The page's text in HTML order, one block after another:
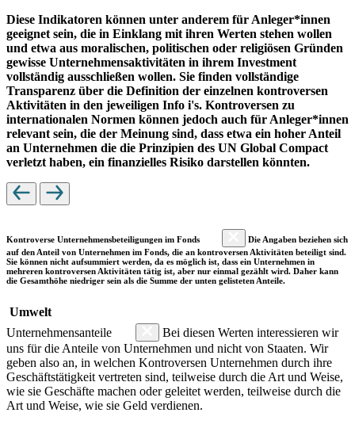
Diese Indikatoren können unter anderem für Anleger*innen
geeignet sein, die in Einklang mit ihren Werten stehen wollen
und etwa aus moralischen, politischen oder religiösen Gründen
gewisse Unternehmensaktivitäten in ihrem Investment
vollständig ausschließen wollen. Sie finden vollständige
Transparenz über die Definition der einzelnen kontroversen
Aktivitäten in den jeweiligen Info i's. Kontroversen zu
internationalen Normen können jedoch auch für Anleger*innen
relevant sein, die der Meinung sind, dass etwa ein hoher Anteil
an Unternehmen die die Prinzipien des UN Global Compact
verletzt haben, ein finanzielles Risiko darstellen könnten.
Kontroverse Unternehmensbeteiligungen im Fonds
Die Angaben beziehen sich
auf den Anteil von Unternehmen im Fonds, die an kontroversen Aktivitäten beteiligt sind.
Sie können nicht aufsummiert werden, da es möglich ist, dass ein Unternehmen in
mehreren kontroversen Aktivitäten tätig ist, aber nur einmal gezählt wird. Daher kann
die Gesamthöhe niedriger sein als die Summe der unten gelisteten Anteile.
Umwelt
Unternehmensanteile
Bei diesen Werten interessieren wir
uns für die Anteile von Unternehmen und nicht von Staaten. Wir
geben also an, in welchen Kontroversen Unternehmen durch ihre
Geschäftstätigkeit vertreten sind, teilweise durch die Art und Weise,
wie sie Geschäfte machen oder geleitet werden, teilweise durch die
Art und Weise, wie sie Geld verdienen.